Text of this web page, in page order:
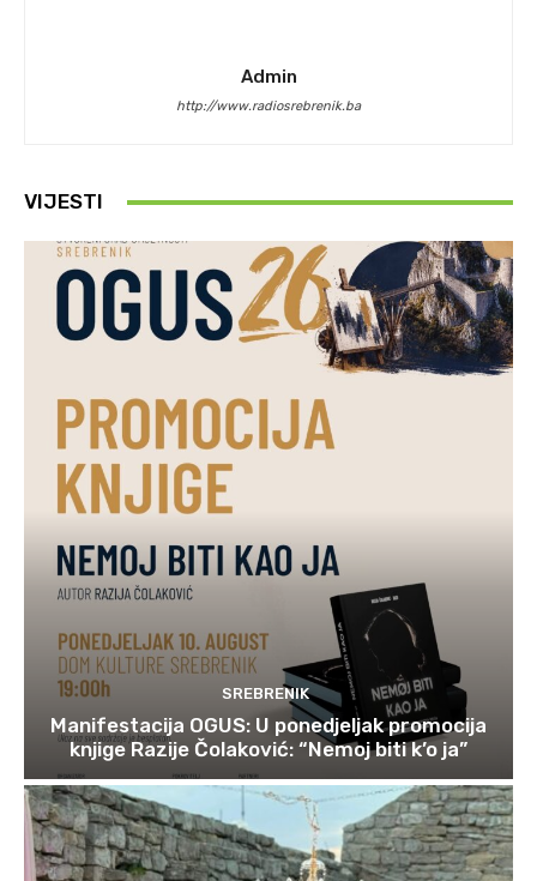
Admin
http://www.radiosrebrenik.ba
VIJESTI
SREBRENIK
Manifestacija OGUS: U ponedjeljak promocija
knjige Razije Čolaković: “Nemoj biti k’o ja”